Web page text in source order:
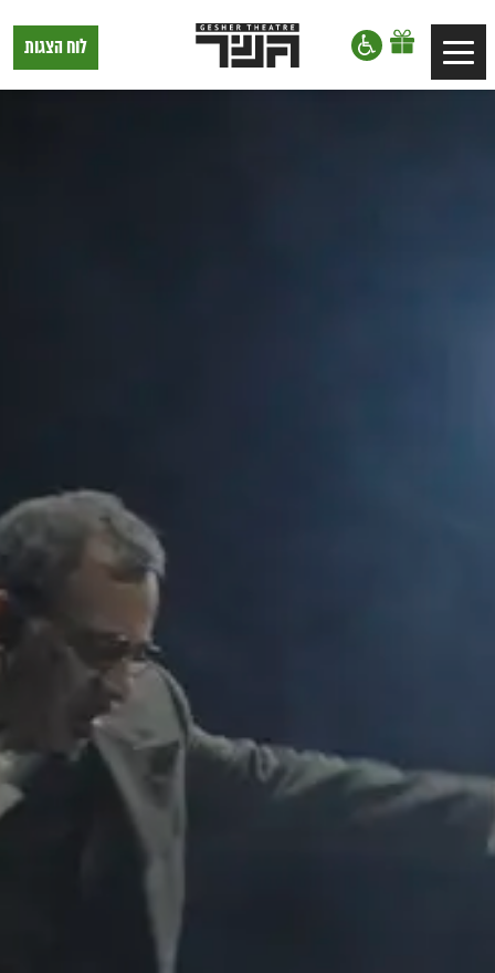
דלג לסרגל הניווט
דלג לתוכן
Toggle
navigation
תיאטרון
גשר,
לוח הצגות